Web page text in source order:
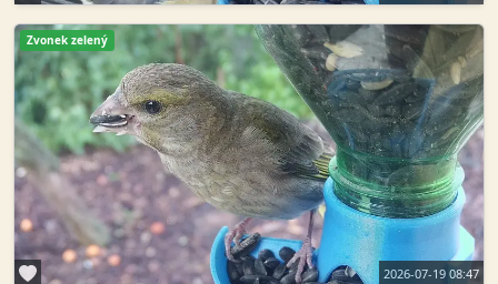
Zvonek zelený
2026-07-19 08:47